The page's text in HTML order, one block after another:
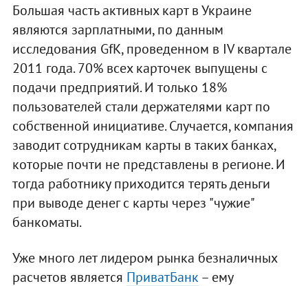
Большая часть активных карт в Украине
являются зарплатными, по данным
исследования GfK, проведенном в IV квартале
2011 года. 70% всех карточек выпущены с
подачи предприятий. И только 18%
пользователей стали держателями карт по
собственной инициативе. Случается, компания
заводит сотрудникам карты в таких банках,
которые почти не представлены в регионе. И
тогда работнику приходится терять деньги
при выводе денег с карты через "чужие"
банкоматы.
Уже много лет лидером рынка безналичных
расчетов является ПриватБанк – ему